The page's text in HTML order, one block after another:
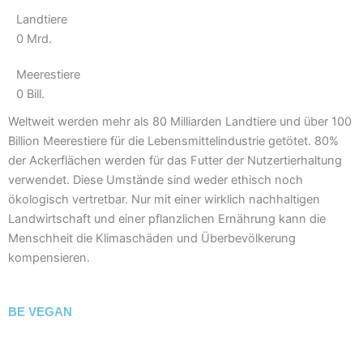
Landtiere
0 Mrd.
Meerestiere
0 Bill.
Weltweit werden mehr als 80 Milliarden Landtiere und über 100
Billion Meerestiere für die Lebensmittelindustrie getötet. 80%
der Ackerflächen werden für das Futter der Nutzertierhaltung
verwendet. Diese Umstände sind weder ethisch noch
ökologisch vertretbar. Nur mit einer wirklich nachhaltigen
Landwirtschaft und einer pflanzlichen Ernährung kann die
Menschheit die Klimaschäden und Überbevölkerung
kompensieren.
BE VEGAN